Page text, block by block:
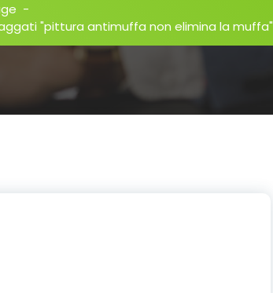
-
"pittura antimuffa non elimina la muffa"